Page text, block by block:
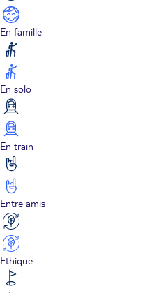
En famille
En solo
En train
Entre amis
Ethique